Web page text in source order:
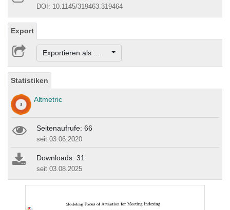
DOI: 10.1145/319463.319464
Export
Exportieren als ...
Statistiken
Altmetric
Seitenaufrufe: 66
seit 03.06.2020
Downloads: 31
seit 03.08.2025